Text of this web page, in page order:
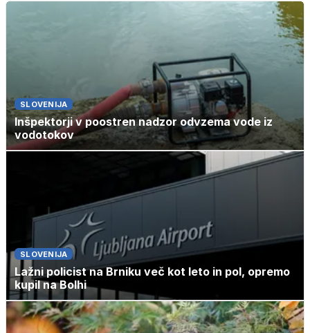
SLOVENIJA
Inšpektorji v poostren nadzor odvzema vode iz
vodotokov
SLOVENIJA
Lažni policist na Brniku več kot leto in pol, opremo
kupil na Bolhi